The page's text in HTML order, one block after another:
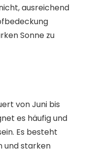
ausreichend
Sonne zu
von Juni bis
es häufig und
Es besteht
und starken